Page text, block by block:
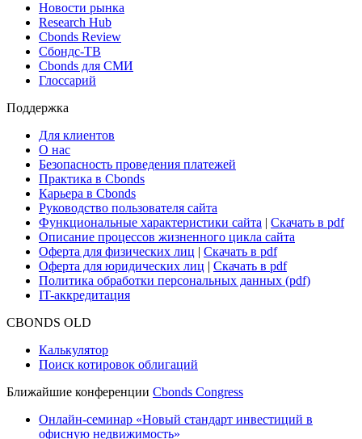
Поиск ETF & Funds
Новости и Аналитика
Новости рынка
Research Hub
Сбондс-ТВ
Глоссарий
Поддержка
Для клиентов
О нас
Безопасность проведения платежей
Практика в Cbonds
Карьера в Cbonds
Руководство пользователя сайта
Функциональные характеристики сайта|Скачать в pdf
Описание процессов жизненного цикла сайта
Оферта для юридических лиц
IT-аккредитация
Поиск котировок облигаций